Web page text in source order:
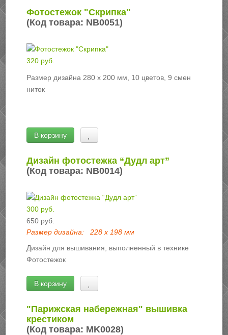
Фотостежок "Скрипка"
(Код товара: NB0051)
320 руб.
Размер дизайна 280 х 200 мм, 10 цветов, 9 смен
ниток
В корзину
Дизайн фотостежка “Дудл арт”
(Код товара: NB0014)
300 руб.
650 руб.
Размер дизайна:
228 х 198 мм
Дизайн для вышивания, выполненный в технике
Фотостежок
В корзину
"Парижская набережная" вышивка
крестиком
(Код товара: MK0028)